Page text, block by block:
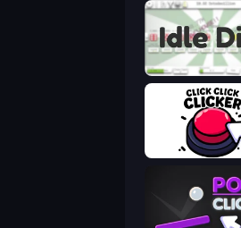
Idle Dice
Click Click Clicker